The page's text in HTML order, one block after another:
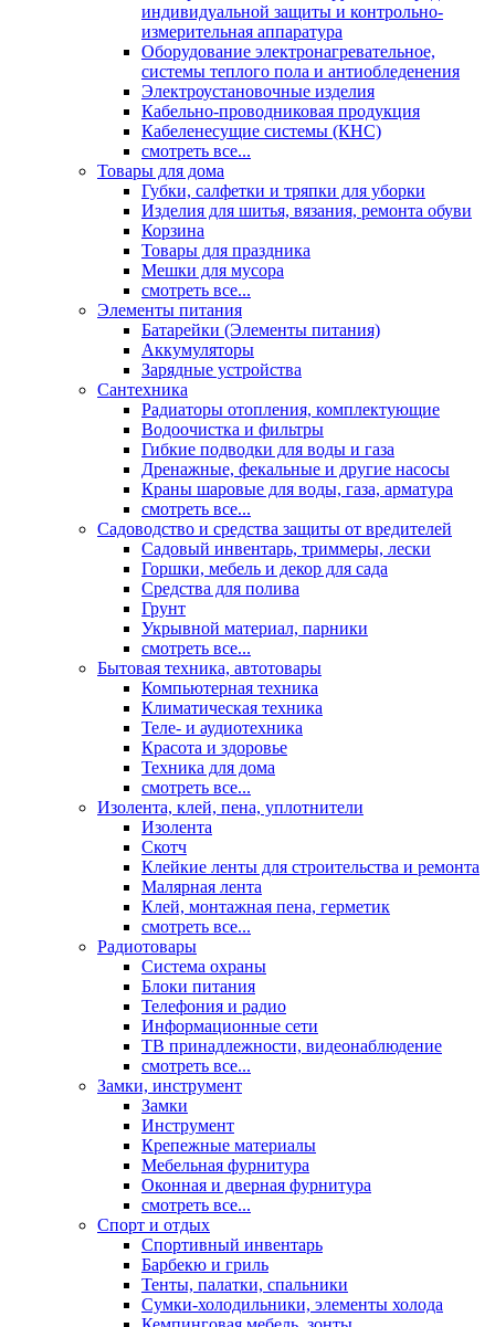
индивидуальной защиты и контрольно-
измерительная аппаратура
Оборудование электронагревательное,
системы теплого пола и антиобледенения
Электроустановочные изделия
Кабельно-проводниковая продукция
Кабеленесущие системы (КНС)
смотреть все...
Товары для дома
Губки, салфетки и тряпки для уборки
Изделия для шитья, вязания, ремонта обуви
Корзина
Товары для праздника
Мешки для мусора
смотреть все...
Элементы питания
Батарейки (Элементы питания)
Аккумуляторы
Зарядные устройства
Сантехника
Радиаторы отопления, комплектующие
Водоочистка и фильтры
Гибкие подводки для воды и газа
Дренажные, фекальные и другие насосы
Краны шаровые для воды, газа, арматура
смотреть все...
Садоводство и средства защиты от вредителей
Садовый инвентарь, триммеры, лески
Горшки, мебель и декор для сада
Средства для полива
Грунт
Укрывной материал, парники
смотреть все...
Бытовая техника, автотовары
Компьютерная техника
Климатическая техника
Теле- и аудиотехника
Красота и здоровье
Техника для дома
смотреть все...
Изолента, клей, пена, уплотнители
Изолента
Скотч
Клейкие ленты для строительства и ремонта
Малярная лента
Клей, монтажная пена, герметик
смотреть все...
Радиотовары
Система охраны
Блоки питания
Телефония и радио
Информационные сети
ТВ принадлежности, видеонаблюдение
смотреть все...
Замки, инструмент
Замки
Инструмент
Крепежные материалы
Мебельная фурнитура
Оконная и дверная фурнитура
смотреть все...
Спорт и отдых
Спортивный инвентарь
Барбекю и гриль
Тенты, палатки, спальники
Сумки-холодильники, элементы холода